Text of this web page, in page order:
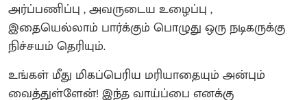
அர்ப்பணிப்பு , அவருடைய உழைப்பு ,
இதையெல்லாம் பார்க்கும் பொழுது ஒரு நடிகருக்கு
நிச்சயம் தெரியும்.
உங்கள் மீது மிகப்பெரிய மரியாதையும் அன்பும்
வைத்துள்ளேன்! இந்த வாய்ப்பை எனக்கு